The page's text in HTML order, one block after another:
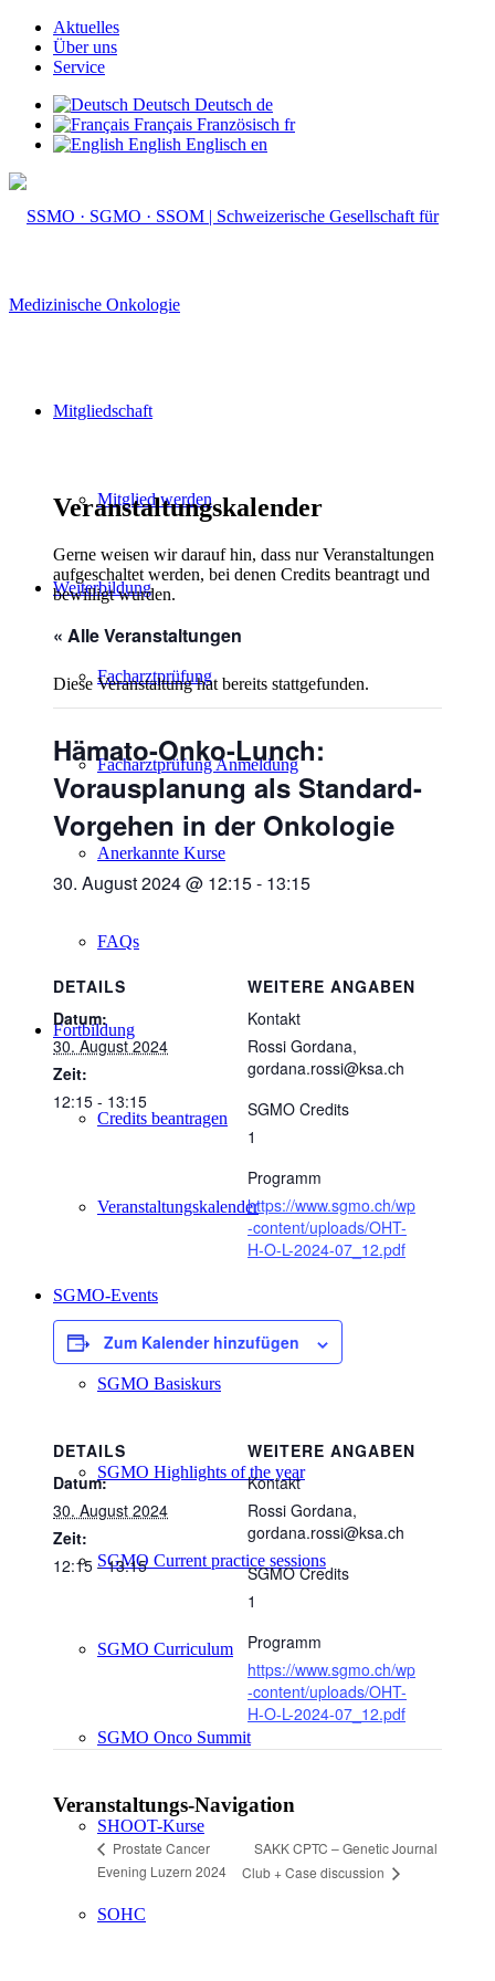
Aktuelles
Über uns
Service
Deutsch Deutsch de
Français Französisch fr
English Englisch en
Mitgliedschaft
Mitglied werden
Weiterbildung
Facharztprüfung
Facharztprüfung Anmeldung
Anerkannte Kurse
FAQs
Fortbildung
Credits beantragen
Veranstaltungskalender
SGMO-Events
SGMO Basiskurs
SGMO Highlights of the year
SGMO Current practice sessions
SGMO Curriculum
SGMO Onco Summit
SHOOT-Kurse
SOHC
Veranstaltungskalender
Gerne weisen wir darauf hin, dass nur Veranstaltungen
aufgeschaltet werden, bei denen Credits beantragt und
bewilligt wurden.
« Alle Veranstaltungen
Diese Veranstaltung hat bereits stattgefunden.
Hämato-Onko-Lunch:
Vorausplanung als Standard-
Vorgehen in der Onkologie
30. August 2024 @ 12:15- 13:15
DETAILS
Datum:
30. August 2024
Zeit:
12:15 - 13:15
WEITERE ANGABEN
Kontakt
Rossi Gordana,
gordana.rossi@ksa.ch
SGMO Credits
1
Programm
https://www.sgmo.ch/wp
-content/uploads/OHT-
H-O-L-2024-07_12.pdf
Zum Kalender hinzufügen
DETAILS
Datum:
30. August 2024
Zeit:
12:15 - 13:15
WEITERE ANGABEN
Kontakt
Rossi Gordana,
gordana.rossi@ksa.ch
SGMO Credits
1
Programm
https://www.sgmo.ch/wp
-content/uploads/OHT-
H-O-L-2024-07_12.pdf
Veranstaltungs-Navigation
Prostate Cancer
Evening Luzern 2024
SAKK CPTC – Genetic Journal
Club + Case discussion